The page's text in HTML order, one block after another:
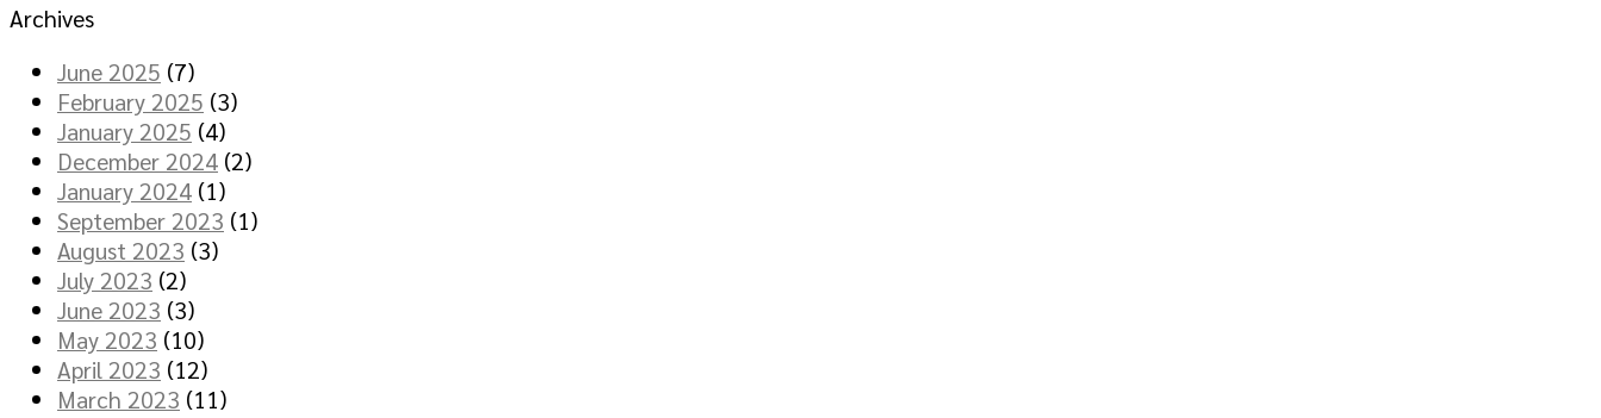
Archives
June 2025 (7)
February 2025 (3)
January 2025 (4)
December 2024 (2)
January 2024 (1)
September 2023 (1)
August 2023 (3)
July 2023 (2)
June 2023 (3)
May 2023 (10)
April 2023 (12)
March 2023 (11)